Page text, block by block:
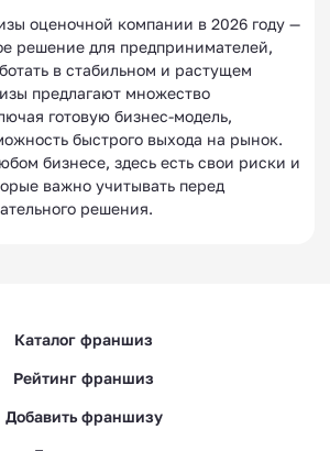
оценочной компании в 2026 году —
решение для предпринимателей,
в стабильном и растущем
предлагают множество
готовую бизнес-модель,
быстрого выхода на рынок.
бизнесе, здесь есть свои риски и
важно учитывать перед
решения.
Каталог франшиз
Рейтинг франшиз
Добавить франшизу